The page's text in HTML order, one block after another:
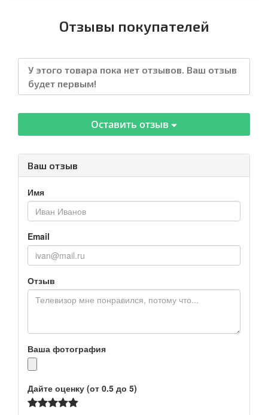
Отзывы покупателей
У этого товара пока нет отзывов. Ваш отзыв
будет первым!
Оставить отзыв
Ваш отзыв
Имя
Email
Отзыв
Ваша фотография
Дайте оценку (от 0.5 до 5)